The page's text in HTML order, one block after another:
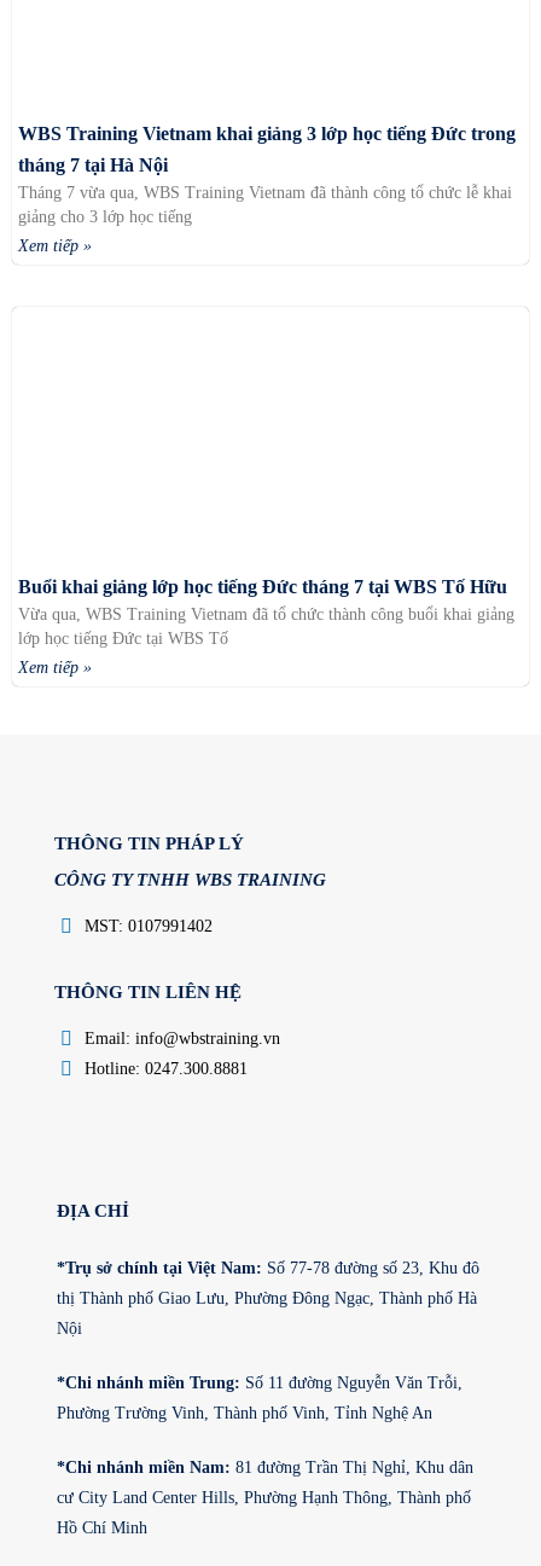
WBS Training Vietnam khai giảng 3 lớp học tiếng Đức trong
tháng 7 tại Hà Nội
Tháng 7 vừa qua, WBS Training Vietnam đã thành công tổ chức lễ khai
giảng cho 3 lớp học tiếng
Xem tiếp »
Buổi khai giảng lớp học tiếng Đức tháng 7 tại WBS Tố Hữu
Vừa qua, WBS Training Vietnam đã tổ chức thành công buổi khai giảng
lớp học tiếng Đức tại WBS Tố
Xem tiếp »
THÔNG TIN PHÁP LÝ
CÔNG TY TNHH WBS TRAINING
MST: 0107991402
THÔNG TIN LIÊN HỆ
Email: info@wbstraining.vn
Hotline: 0247.300.8881
ĐỊA CHỈ
*Trụ sở chính tại Việt Nam: Số 77-78 đường số 23, Khu đô
thị Thành phố Giao Lưu, Phường Đông Ngạc, Thành phố Hà
Nội
*Chi nhánh miền Trung: Số 11 đường Nguyễn Văn Trỗi,
Phường Trường Vinh, Thành phố Vinh, Tỉnh Nghệ An
*Chi nhánh miền Nam: 81 đường Trần Thị Nghỉ, Khu dân
cư City Land Center Hills, Phường Hạnh Thông, Thành phố
Hồ Chí Minh